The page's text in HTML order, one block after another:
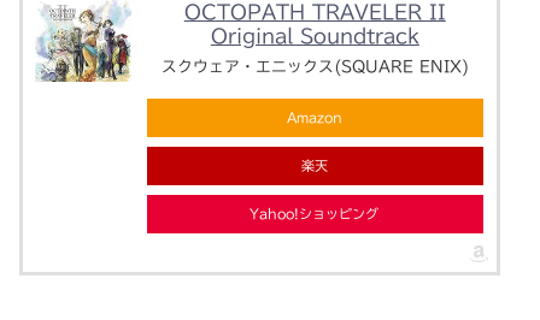
OCTOPATH TRAVELER II
Original Soundtrack
スクウェア・エニックス(SQUARE ENIX)
Amazon
楽天
Yahoo!ショッピング